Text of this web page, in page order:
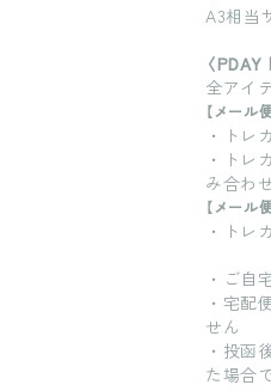
A3相当
〈PDAY
全アイ
【メール
・トレ
・トレ
み合わ
【メー
・トレ
・ご自
・宅配
せん
・投函
た場合